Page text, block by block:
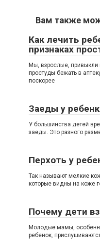
Вам также
Как лечить
признаках
Мы, взрослые, привыкли
простуды бежать в
поскорее
Заеды у
У большинства детей
заеды. Это разного
Перхоть у
Так называют мелкие
которые видны на коже
Почему дети
Молодые мамы,
ребенок,